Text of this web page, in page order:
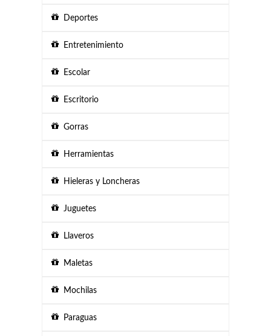
Deportes
Entretenimiento
Escolar
Escritorio
Gorras
Herramientas
Hieleras y Loncheras
Juguetes
Llaveros
Maletas
Mochilas
Paraguas